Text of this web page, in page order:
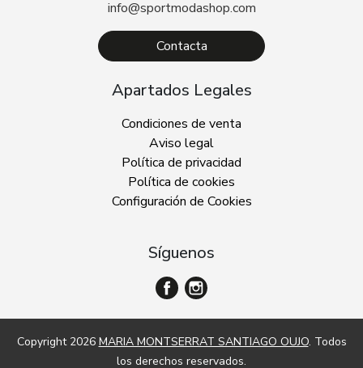
info@sportmodashop.com
Contacta
Apartados Legales
Condiciones de venta
Aviso legal
Política de privacidad
Política de cookies
Configuración de Cookies
Síguenos
Copyright 2026 MARIA MONTSERRAT SANTIAGO OUJO. Todos
los derechos reservados.